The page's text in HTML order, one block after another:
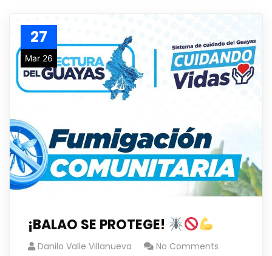
27
Mar 26
¡BALAO SE PROTEGE!
Danilo Valle Villanueva No Comments